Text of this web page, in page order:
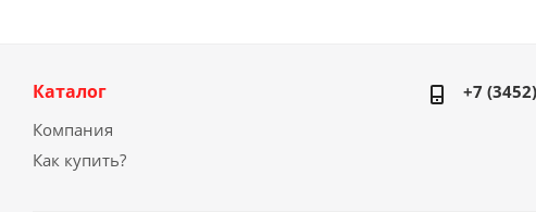
Каталог
Компания
Как купить?
+7